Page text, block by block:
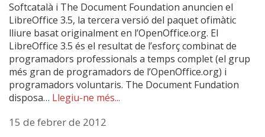
Softcatalà i The Document Foundation anuncien el
LibreOffice 3.5, la tercera versió del paquet ofimàtic
lliure basat originalment en l’OpenOffice.org. El
LibreOffice 3.5 és el resultat de l’esforç combinat de
programadors professionals a temps complet (el grup
més gran de programadors de l’OpenOffice.org) i
programadors voluntaris. The Document Fundation
disposa… Llegiu-ne més...
15 de febrer de 2012